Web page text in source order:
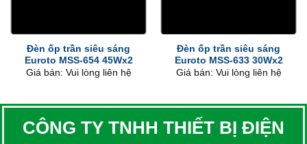
Đèn ốp trần siêu sáng
Euroto MSS-654 45Wx2
Giá bán: Vui lòng liên hệ
Đèn ốp trần siêu sáng
Euroto MSS-633 30Wx2
Giá bán: Vui lòng liên hệ
CÔNG TY TNHH THIẾT BỊ ĐIỆN